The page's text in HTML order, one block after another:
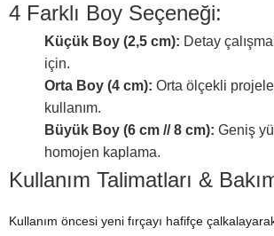
4 Farklı Boy Seçeneği:
Küçük Boy (2,5 cm): Detay
için.
Orta Boy (4 cm): Orta ölçekli
kullanım.
Büyük Boy (6 cm // 8 cm): Geniş
homojen kaplama.
Kullanım Talimatları &
Kullanım öncesi yeni fırçayı hafifçe